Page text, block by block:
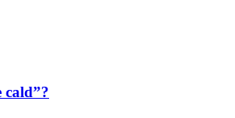
cald”?